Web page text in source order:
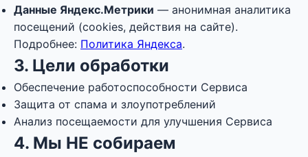
Данные Яндекс.Метрики — анонимная аналитика
посещений (cookies, действия на сайте).
Подробнее: Политика Яндекса.
3. Цели обработки
Обеспечение работоспособности Сервиса
Защита от спама и злоупотреблений
Анализ посещаемости для улучшения Сервиса
4. Мы НЕ собираем